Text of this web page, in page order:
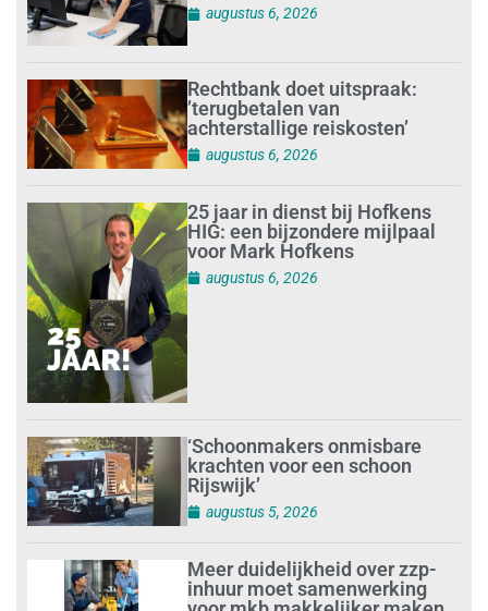
augustus 6, 2026
Rechtbank doet uitspraak:
’terugbetalen van
achterstallige reiskosten’
augustus 6, 2026
25 jaar in dienst bij Hofkens
HIG: een bijzondere mijlpaal
voor Mark Hofkens
augustus 6, 2026
‘Schoonmakers onmisbare
krachten voor een schoon
Rijswijk’
augustus 5, 2026
Meer duidelijkheid over zzp-
inhuur moet samenwerking